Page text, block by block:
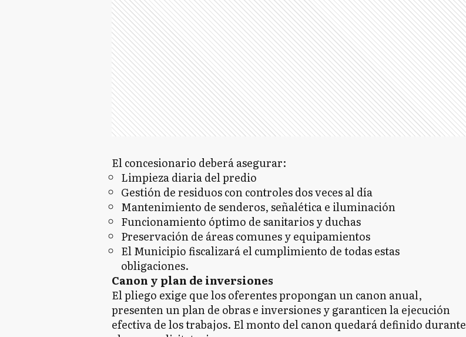
El concesionario deberá asegurar:
Limpieza diaria del predio
Gestión de residuos con controles dos veces al día
Mantenimiento de senderos, señalética e iluminación
Funcionamiento óptimo de sanitarios y duchas
Preservación de áreas comunes y equipamientos
El Municipio fiscalizará el cumplimiento de todas estas
obligaciones.
Canon y plan de inversiones
El pliego exige que los oferentes propongan un canon anual,
presenten un plan de obras e inversiones y garanticen la ejecución
efectiva de los trabajos. El monto del canon quedará definido durante